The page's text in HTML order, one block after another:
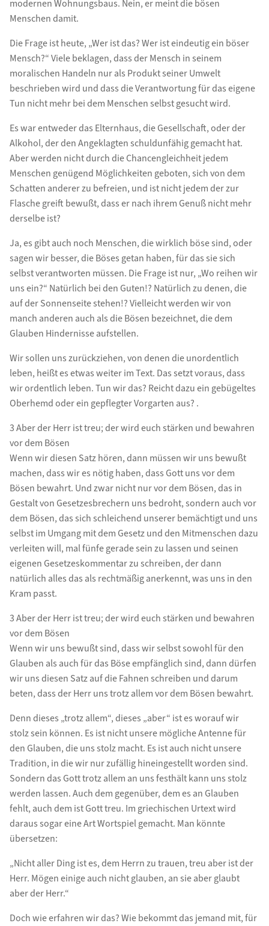
modernen Wohnungsbaus. Nein, er meint die bösen
Menschen damit.
Die Frage ist heute, „Wer ist das? Wer ist eindeutig ein böser
Mensch?“ Viele beklagen, dass der Mensch in seinem
moralischen Handeln nur als Produkt seiner Umwelt
beschrieben wird und dass die Verantwortung für das eigene
Tun nicht mehr bei dem Menschen selbst gesucht wird.
Es war entweder das Elternhaus, die Gesellschaft, oder der
Alkohol, der den Angeklagten schuldunfähig gemacht hat.
Aber werden nicht durch die Chancengleichheit jedem
Menschen genügend Möglichkeiten geboten, sich von dem
Schatten anderer zu befreien, und ist nicht jedem der zur
Flasche greift bewußt, dass er nach ihrem Genuß nicht mehr
derselbe ist?
Ja, es gibt auch noch Menschen, die wirklich böse sind, oder
sagen wir besser, die Böses getan haben, für das sie sich
selbst verantworten müssen. Die Frage ist nur, „Wo reihen wir
uns ein?“ Natürlich bei den Guten!? Natürlich zu denen, die
auf der Sonnenseite stehen!? Vielleicht werden wir von
manch anderen auch als die Bösen bezeichnet, die dem
Glauben Hindernisse aufstellen.
Wir sollen uns zurückziehen, von denen die unordentlich
leben, heißt es etwas weiter im Text. Das setzt voraus, dass
wir ordentlich leben. Tun wir das? Reicht dazu ein gebügeltes
Oberhemd oder ein gepflegter Vorgarten aus? .
3 Aber der Herr ist treu; der wird euch stärken und bewahren
vor dem Bösen
Wenn wir diesen Satz hören, dann müssen wir uns bewußt
machen, dass wir es nötig haben, dass Gott uns vor dem
Bösen bewahrt. Und zwar nicht nur vor dem Bösen, das in
Gestalt von Gesetzesbrechern uns bedroht, sondern auch vor
dem Bösen, das sich schleichend unserer bemächtigt und uns
selbst im Umgang mit dem Gesetz und den Mitmenschen dazu
verleiten will, mal fünfe gerade sein zu lassen und seinen
eigenen Gesetzeskommentar zu schreiben, der dann
natürlich alles das als rechtmäßig anerkennt, was uns in den
Kram passt.
3 Aber der Herr ist treu; der wird euch stärken und bewahren
vor dem Bösen
Wenn wir uns bewußt sind, dass wir selbst sowohl für den
Glauben als auch für das Böse empfänglich sind, dann dürfen
wir uns diesen Satz auf die Fahnen schreiben und darum
beten, dass der Herr uns trotz allem vor dem Bösen bewahrt.
Denn dieses „trotz allem“, dieses „aber“ ist es worauf wir
stolz sein können. Es ist nicht unsere mögliche Antenne für
den Glauben, die uns stolz macht. Es ist auch nicht unsere
Tradition, in die wir nur zufällig hineingestellt worden sind.
Sondern das Gott trotz allem an uns festhält kann uns stolz
werden lassen. Auch dem gegenüber, dem es an Glauben
fehlt, auch dem ist Gott treu. Im griechischen Urtext wird
daraus sogar eine Art Wortspiel gemacht. Man könnte
übersetzen:
„Nicht aller Ding ist es, dem Herrn zu trauen, treu aber ist der
Herr. Mögen einige auch nicht glauben, an sie aber glaubt
aber der Herr.“
Doch wie erfahren wir das? Wie bekommt das jemand mit, für